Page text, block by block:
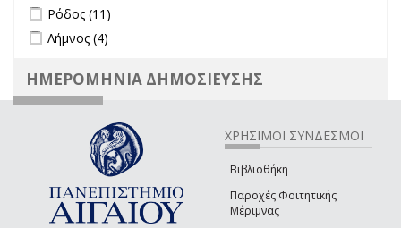
Apply Ρόδος filter
Ρόδος (11)
Apply Λήμνος filter
Λήμνος (4)
ΗΜΕΡΟΜΗΝΙΑ ΔΗΜΟΣΙΕΥΣΗΣ
ΧΡΗΣΙΜΟΙ ΣΥΝΔΕΣΜΟΙ
Βιβλιοθήκη
Παροχές Φοιτητικής
Μέριμνας